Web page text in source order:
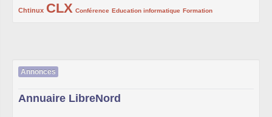
Chtinux
222/1002CLX
1002/1002 Conférence
132/1002 Education informatique
119/1002 Formation
168/1002
Annonces
Annuaire LibreNord